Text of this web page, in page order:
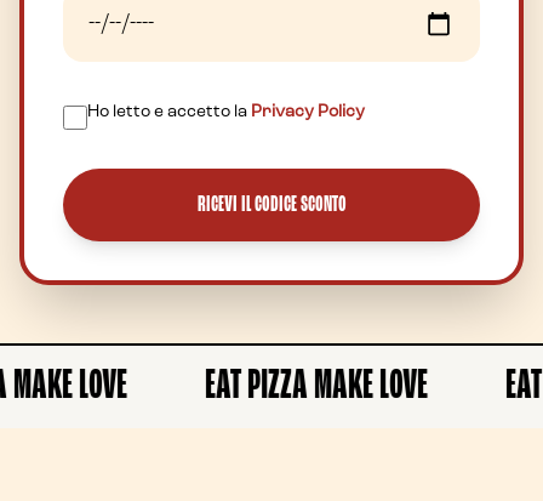
Ho letto e accetto la Privacy Policy
RICEVI IL CODICE SCONTO
LOVE EAT PIZZA MAKE LOVE